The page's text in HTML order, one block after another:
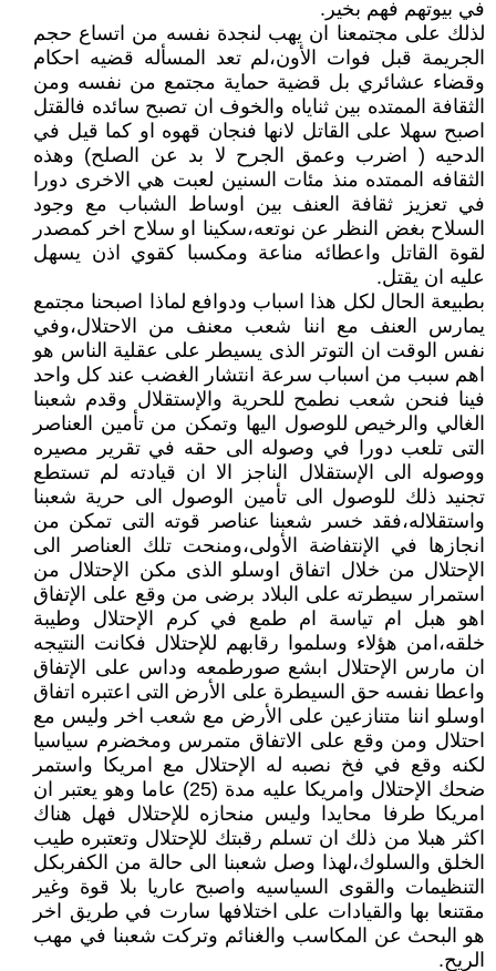
في بيوتهم فهم بخير.
لذلك على مجتمعنا ان يهب لنجدة نفسه من اتساع حجم
الجريمة قبل فوات الأون،لم تعد المسأله قضيه احكام
وقضاء عشائري بل قضية حماية مجتمع من نفسه ومن
الثقافة الممتده بين ثناياه والخوف ان تصبح سائده فالقتل
اصبح سهلا على القاتل لانها فنجان قهوه او كما قيل في
الدحيه ( اضرب وعمق الجرح لا بد عن الصلح) وهذه
الثقافه الممتده منذ مئات السنين لعبت هي الاخرى دورا
في تعزيز ثقافة العنف بين اوساط الشباب مع وجود
السلاح بغض النظر عن نوتعه،سكينا او سلاح اخر كمصدر
لقوة القاتل واعطائه مناعة ومكسبا كقوي اذن يسهل
عليه ان يقتل.
بطبيعة الحال لكل هذا اسباب ودوافع لماذا اصبحنا مجتمع
يمارس العنف مع اننا شعب معنف من الاحتلال،وفي
نفس الوقت ان التوتر الذى يسيطر على عقلية الناس هو
اهم سبب من اسباب سرعة انتشار الغضب عند كل واحد
فينا فنحن شعب نطمح للحرية والإستقلال وقدم شعبنا
الغالي والرخيص للوصول اليها وتمكن من تأمين العناصر
التى تلعب دورا في وصوله الى حقه في تقرير مصيره
ووصوله الى الإستقلال الناجز الا ان قيادته لم تستطع
تجنيد ذلك للوصول الى تأمين الوصول الى حرية شعبنا
واستقلاله،فقد خسر شعبنا عناصر قوته التى تمكن من
انجازها في الإنتفاضة الأولى،ومنحت تلك العناصر الى
الإحتلال من خلال اتفاق اوسلو الذى مكن الإحتلال من
استمرار سيطرته على البلاد برضى من وقع على الإتفاق
اهو هبل ام تياسة ام طمع في كرم الإحتلال وطيبة
خلقه،امن هؤلاء وسلموا رقابهم للإحتلال فكانت النتيجه
ان مارس الإحتلال ابشع صورطمعه وداس على الإتفاق
واعطا نفسه حق السيطرة على الأرض التى اعتبره اتفاق
اوسلو اننا متنازعين على الأرض مع شعب اخر وليس مع
احتلال ومن وقع على الاتفاق متمرس ومخضرم سياسيا
لكنه وقع في فخ نصبه له الإحتلال مع امريكا واستمر
ضحك الإحتلال وامريكا عليه مدة (25) عاما وهو يعتبر ان
امريكا طرفا محايدا وليس منحازه للإحتلال فهل هناك
اكثر هبلا من ذلك ان تسلم رقبتك للإحتلال وتعتبره طيب
الخلق والسلوك،لهذا وصل شعبنا الى حالة من الكفربكل
التنظيمات والقوى السياسيه واصبح عاريا بلا قوة وغير
مقتنعا بها والقيادات على اختلافها سارت في طريق اخر
هو البحث عن المكاسب والغنائم وتركت شعبنا في مهب
الريح.